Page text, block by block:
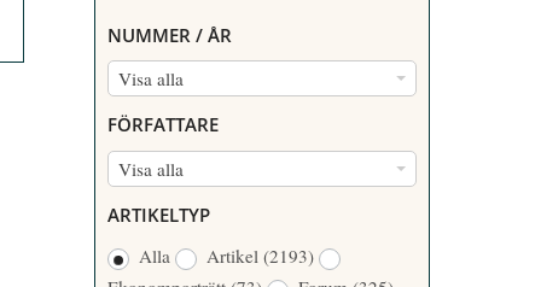
NUMMER / ÅR
Visa alla
N
M
M
/
FÖRFATTARE
Visa alla
R
F
ARTIKELTYP
Alla
Artikel (2193)